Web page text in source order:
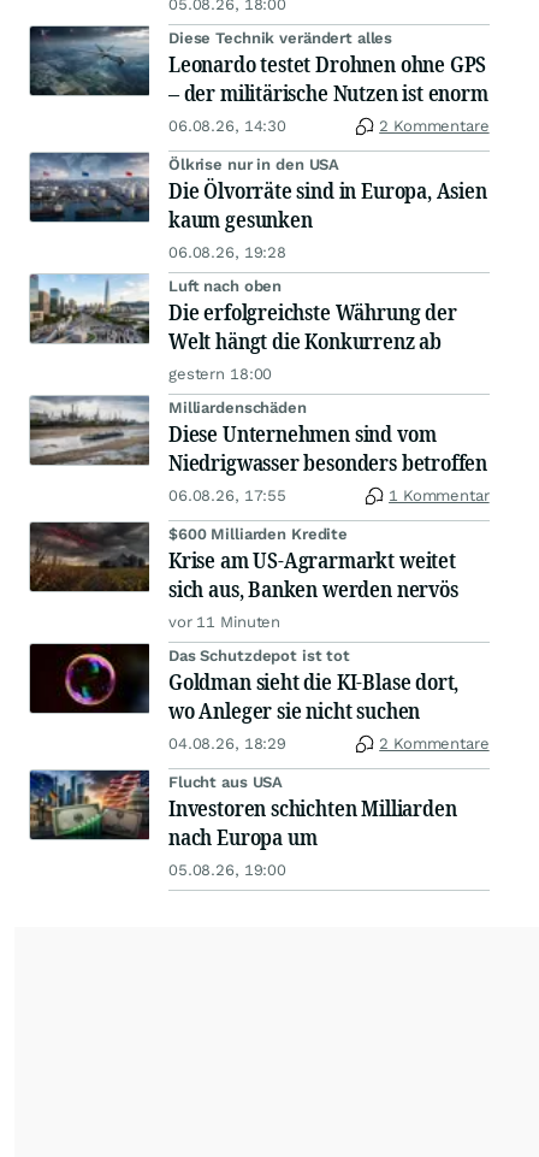
05.08.26, 18:00
Diese Technik verändert alles
Leonardo testet Drohnen ohne GPS
– der militärische Nutzen ist enorm
06.08.26, 14:30 2 Kommentare
Ölkrise nur in den USA
Die Ölvorräte sind in Europa, Asien
kaum gesunken
06.08.26, 19:28
Luft nach oben
Die erfolgreichste Währung der
Welt hängt die Konkurrenz ab
gestern 18:00
Milliardenschäden
Diese Unternehmen sind vom
Niedrigwasser besonders betroffen
06.08.26, 17:55 1 Kommentar
$600 Milliarden Kredite
Krise am US-Agrarmarkt weitet
sich aus, Banken werden nervös
vor 11 Minuten
Das Schutzdepot ist tot
Goldman sieht die KI-Blase dort,
wo Anleger sie nicht suchen
04.08.26, 18:29 2 Kommentare
Flucht aus USA
Investoren schichten Milliarden
nach Europa um
05.08.26, 19:00